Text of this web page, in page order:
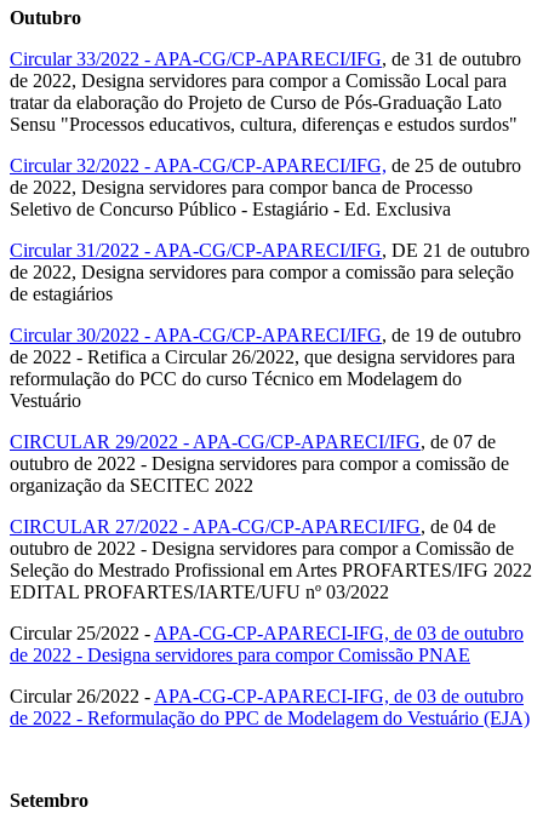
Outubro
Circular 33/2022 - APA-CG/CP-APARECI/IFG, de 31 de outubro
de 2022, Designa servidores para compor a Comissão Local para
tratar da elaboração do Projeto de Curso de Pós-Graduação Lato
Sensu "Processos educativos, cultura, diferenças e estudos surdos"
Circular 32/2022 - APA-CG/CP-APARECI/IFG, de 25 de outubro
de 2022, Designa servidores para compor banca de Processo
Seletivo de Concurso Público - Estagiário - Ed. Exclusiva
Circular 31/2022 - APA-CG/CP-APARECI/IFG, DE 21 de outubro
de 2022, Designa servidores para compor a comissão para seleção
de estagiários
Circular 30/2022 - APA-CG/CP-APARECI/IFG, de 19 de outubro
de 2022 - Retifica a Circular 26/2022, que designa servidores para
reformulação do PCC do curso Técnico em Modelagem do
Vestuário
CIRCULAR 29/2022 - APA-CG/CP-APARECI/IFG, de 07 de
outubro de 2022 - Designa servidores para compor a comissão de
organização da SECITEC 2022
CIRCULAR 27/2022 - APA-CG/CP-APARECI/IFG, de 04 de
outubro de 2022 - Designa servidores para compor a Comissão de
Seleção do Mestrado Profissional em Artes PROFARTES/IFG 2022
EDITAL PROFARTES/IARTE/UFU nº 03/2022
Circular 25/2022 - APA-CG-CP-APARECI-IFG, de 03 de outubro
de 2022 - Designa servidores para compor Comissão PNAE
Circular 26/2022 - APA-CG-CP-APARECI-IFG, de 03 de outubro
de 2022 - Reformulação do PPC de Modelagem do Vestuário (EJA)
Setembro